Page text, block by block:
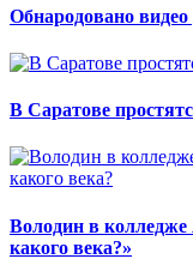
Обнародовано
В Саратове
Володин в колледже
какого века?»